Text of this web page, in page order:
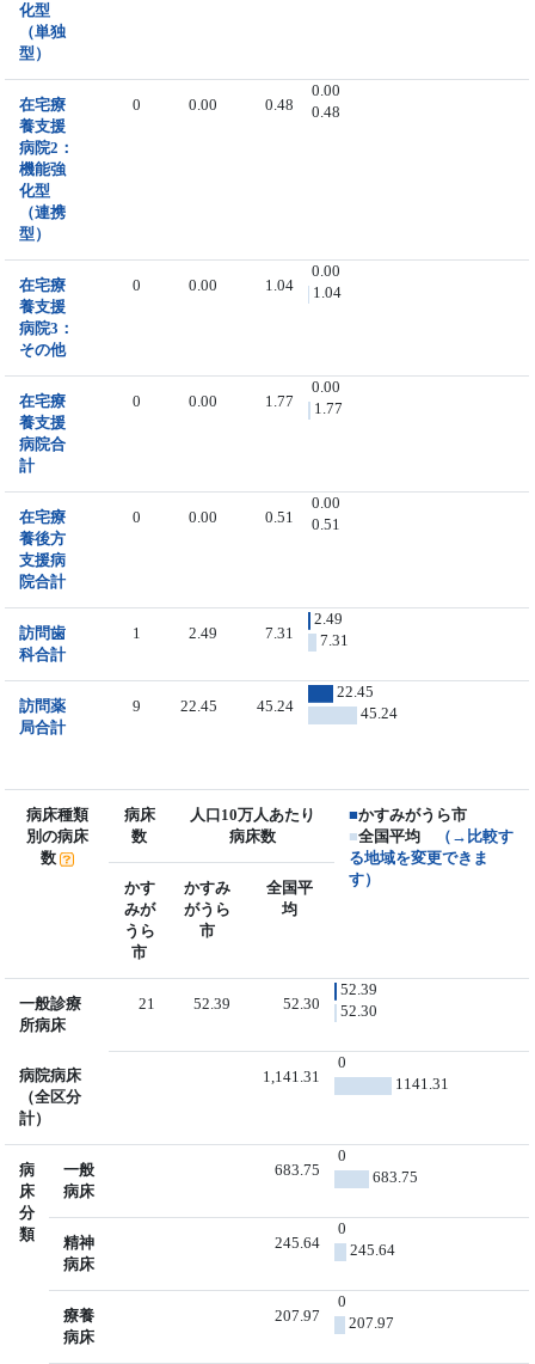
化型
（単独
型）
在宅療
養支援
病院2：
機能強
化型
（連携
型）
0 0.00 0.48
0.00
0.48
在宅療
養支援
病院3：
その他
0 0.00 1.04
0.00
1.04
在宅療
養支援
病院合
計
0 0.00 1.77
0.00
1.77
在宅療
養後方
支援病
院合計
0 0.00 0.51
0.00
0.51
訪問歯
科合計
1 2.49 7.31
2.49
7.31
訪問薬
局合計
9 22.45 45.24
22.45
45.24
病床種類
別の病床
数
病床
数
人口10万人あたり
病床数
■かすみがうら市
■全国平均
（→比較す
る地域を変更できま
す）
かす
みが
うら
市
かすみ
がうら
市
全国平
均
一般診療
所病床
21 52.39 52.30
52.39
52.30
病院病床
（全区分
計）
1,141.31
0
1141.31
病
床
分
類
一般
病床
683.75
0
683.75
精神
病床
245.64
0
245.64
療養
病床
207.97
0
207.97